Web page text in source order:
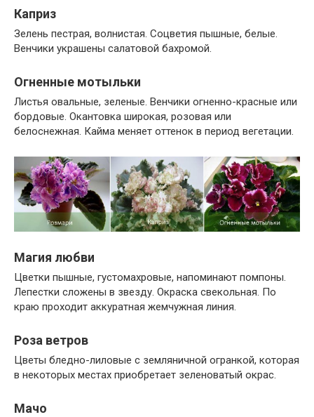
Каприз
Зелень пестрая, волнистая. Соцветия пышные, белые.
Венчики украшены салатовой бахромой.
Огненные мотыльки
Листья овальные, зеленые. Венчики огненно-красные или
бордовые. Окантовка широкая, розовая или
белоснежная. Кайма меняет оттенок в период вегетации.
Магия любви
Цветки пышные, густомахровые, напоминают помпоны.
Лепестки сложены в звезду. Окраска свекольная. По
краю проходит аккуратная жемчужная линия.
Роза ветров
Цветы бледно-лиловые с земляничной огранкой, которая
в некоторых местах приобретает зеленоватый окрас.
Мачо